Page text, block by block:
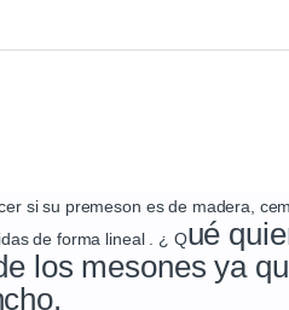
si su premeson es de madera,
de forma lineal . ¿ Qué
los mesones ya